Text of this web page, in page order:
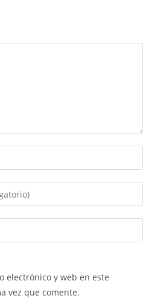
electrónico y web en este
vez que comente.